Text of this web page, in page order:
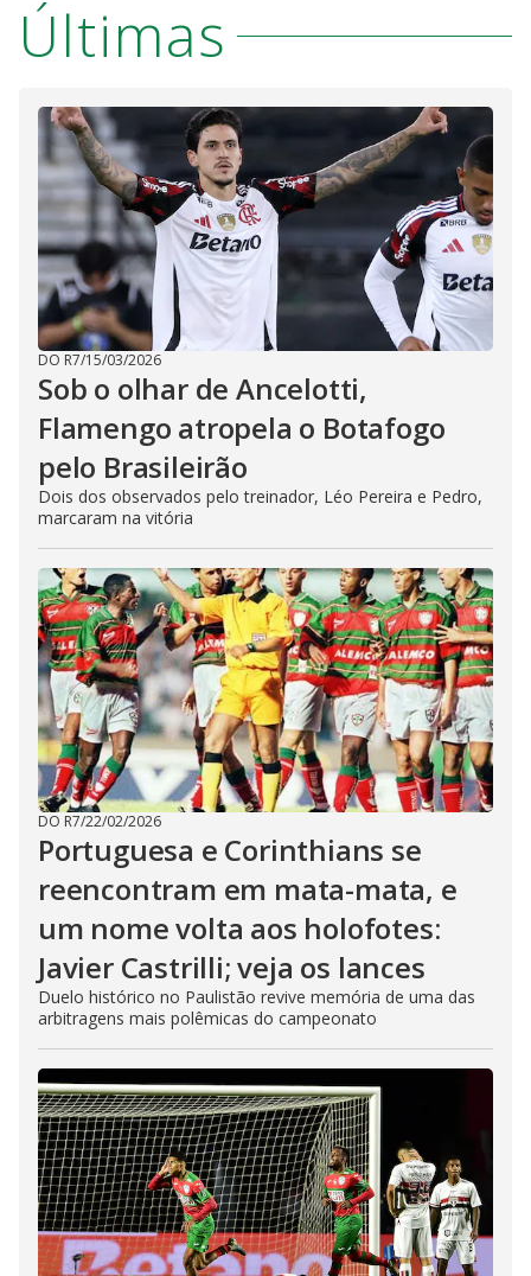
Últimas
DO R7/15/03/2026
Sob o olhar de Ancelotti,
Flamengo atropela o Botafogo
pelo Brasileirão
Dois dos observados pelo treinador, Léo Pereira e Pedro,
marcaram na vitória
DO R7/22/02/2026
Portuguesa e Corinthians se
reencontram em mata-mata, e
um nome volta aos holofotes:
Javier Castrilli; veja os lances
Duelo histórico no Paulistão revive memória de uma das
arbitragens mais polêmicas do campeonato